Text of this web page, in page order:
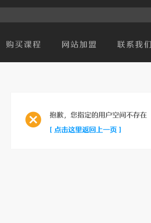
购买课程 网站加盟 联系我们
抱歉，您指定的用户空间不存在
[ 点击这里返回上一页 ]